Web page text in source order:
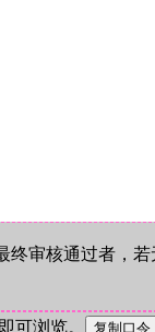
审核通过者，
可浏览。